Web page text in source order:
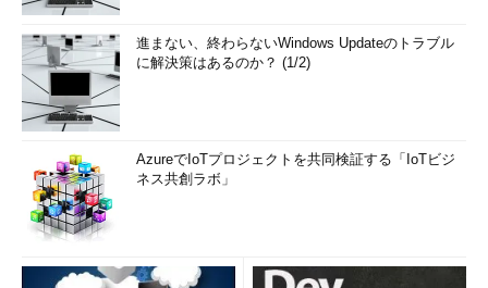
進まない、終わらないWindows Updateのトラブル
に解決策はあるのか？ (1/2)
AzureでIoTプロジェクトを共同検証する「IoTビジ
ネス共創ラボ」